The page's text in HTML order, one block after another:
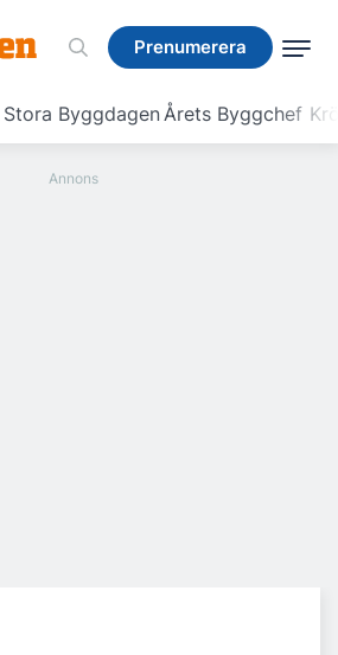
Prenumerera
Stora ByggdagenÅrets Byggchef
Prenumerera